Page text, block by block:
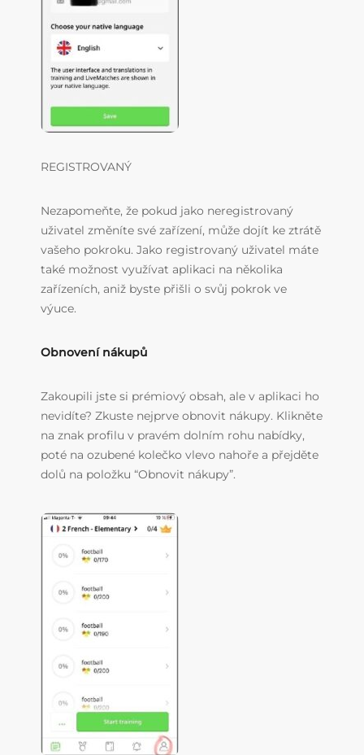
REGISTROVANÝ
Nezapomeňte, že pokud jako neregistrovaný
uživatel změníte své zařízení, může dojít ke ztrátě
vašeho pokroku. Jako registrovaný uživatel máte
také možnost využívat aplikaci na několika
zařízeních, aniž byste přišli o svůj pokrok ve
výuce.
Obnovení nákupů
Zakoupili jste si prémiový obsah, ale v aplikaci ho
nevidíte? Zkuste nejprve obnovit nákupy. Klikněte
na znak profilu v pravém dolním rohu nabídky,
poté na ozubené kolečko vlevo nahoře a přejděte
dolů na položku “Obnovit nákupy”.